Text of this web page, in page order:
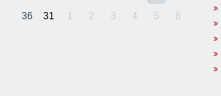
36
31 1 2 3 4 5 6